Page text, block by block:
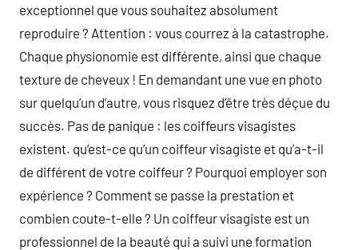
exceptionnel que vous souhaitez absolument
reproduire ? Attention : vous courrez à la catastrophe.
Chaque physionomie est différente, ainsi que chaque
texture de cheveux ! En demandant une vue en photo
sur quelqu’un d’autre, vous risquez d’être très déçue du
succès. Pas de panique : les coiffeurs visagistes
existent. qu’est-ce qu’un coiffeur visagiste et qu’a-t-il
de différent de votre coiffeur ? Pourquoi employer son
expérience ? Comment se passe la prestation et
combien coute-t-elle ? Un coiffeur visagiste est un
professionnel de la beauté qui a suivi une formation